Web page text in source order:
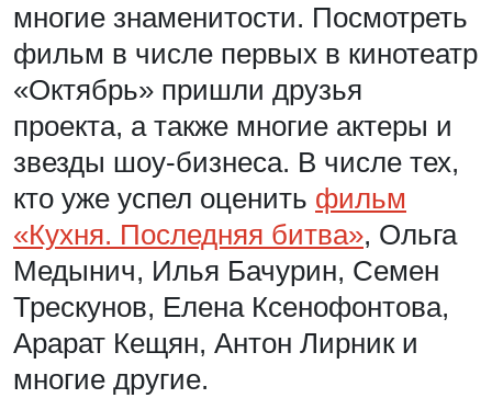
многие знаменитости. Посмотреть
фильм в числе первых в кинотеатр
«Октябрь» пришли друзья
проекта, а также многие актеры и
звезды шоу-бизнеса. В числе тех,
кто уже успел оценить фильм
«Кухня. Последняя битва», Ольга
Медынич, Илья Бачурин, Семен
Трескунов, Елена Ксенофонтова,
Арарат Кещян, Антон Лирник и
многие другие.